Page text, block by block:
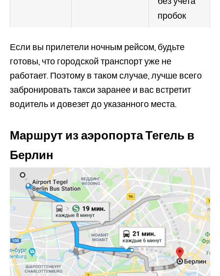
пробок
Если вы прилетели ночным рейсом, будьте
готовы, что городской транспорт уже не
работает. Поэтому в таком случае, лучше всего
забронировать такси заранее и вас встретит
водитель и довезет до указанного места.
Маршрут из аэропорта Тегель в
Берлин